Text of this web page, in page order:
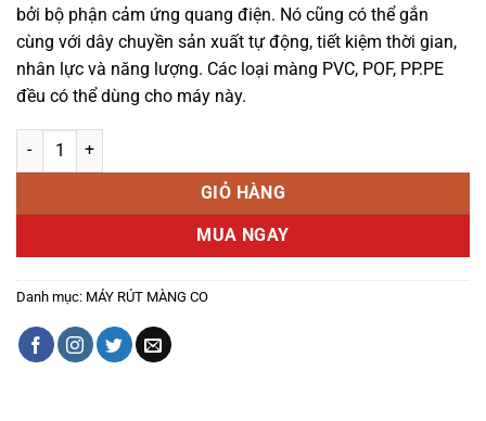
bởi bộ phận cảm ứng quang điện. Nó cũng có thể gắn
cùng với dây chuyền sản xuất tự động, tiết kiệm thời gian,
nhân lực và năng lượng. Các loại màng PVC, POF, PP.PE
đều có thể dùng cho máy này.
Máy cắt dán/bọc/rút màng co sản phẩm lớn tự động số lượng
GIỎ HÀNG
MUA NGAY
Danh mục: MÁY RÚT MÀNG CO